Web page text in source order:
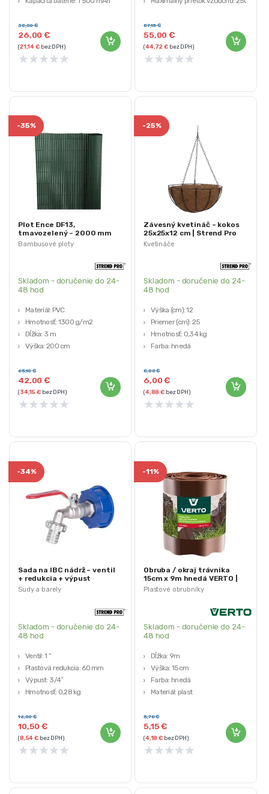
26,00€
38,00€
(21,14€bez DPH)
★★★★★
Hmotnosť s batériou: 1,57 kg
55,00€
87,15€
(44,72€bez DPH)
★★★★★
Bambusové ploty
-35%
Plot Ence DF13,
tmavozelený – 2000 mm
Skladom - doručenie do 24-
48 hod
Materiál: PVC
Hmotnosť: 1300 g/m2
Dĺžka: 3 m
Výška: 200 cm
42,00€
65,10€
(34,15€bez DPH)
★★★★★
Kvetináče
-25%
Závesný kvetináč – kokos
25x25x12 cm | Strend Pro
Skladom - doručenie do 24-
48 hod
Výška (cm): 12
Priemer (cm): 25
Hmotnosť: 0,34 kg
Farba: hnedá
6,00€
8,00€
(4,88€ bez DPH)
★★★★★
Sudy a barely
-34%
Sada na IBC nádrž – ventil
+ redukcia + výpust
Skladom - doručenie do 24-
48 hod
Ventil: 1 “
Plastová redukcia: 60 mm
Výpust: 3/4″
Hmotnosť: 0,28 kg
10,50€
16,00€
(8,54€ bez DPH)
★★★★★
Plastové obrubníky
-11%
Obruba / okraj trávnika
15cm x 9m hnedá VERTO |
15G514
Skladom - doručenie do 24-
48 hod
Dĺžka: 9m
Výška: 15cm
Farba: hnedá
Materiál: plast
5,15€
5,78€
(4,18€ bez DPH)
★★★★★